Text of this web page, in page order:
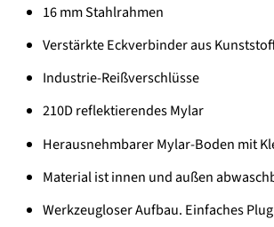
16 mm Stahlrahmen
Verstärkte Eckverbinder aus
Industrie-Reißverschlüsse
210D reflektierendes Mylar
Herausnehmbarer Mylar-Boden mit
Material ist innen und außen
Werkzeugloser Aufbau. Einfaches